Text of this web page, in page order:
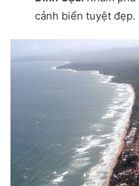
cảnh biển tuyệt đẹp.